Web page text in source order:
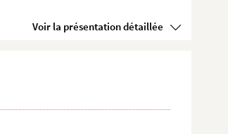
Voir la présentation détaillée